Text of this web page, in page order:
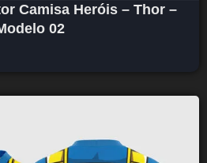
Camisa Heróis – Thor –
02